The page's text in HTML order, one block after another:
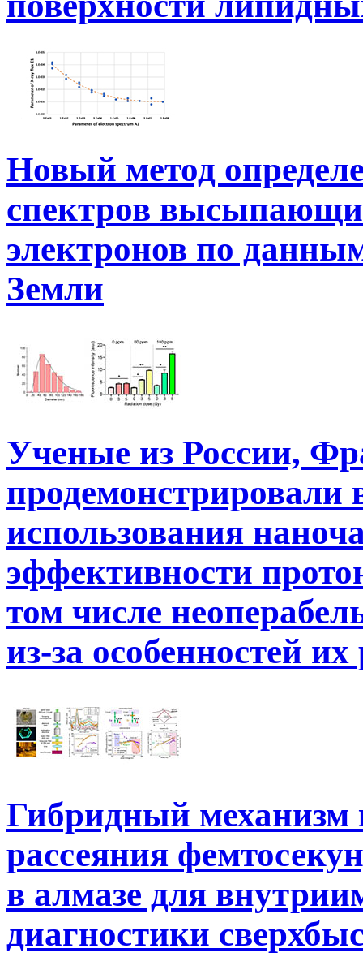
Новый метод
спектров
электронов по
Земли
Ученые из России,
продемонстрировали
использования
эффективности
том числе
из-за особенностей
Гибридный механизм
рассеяния
в алмазе для
диагностики